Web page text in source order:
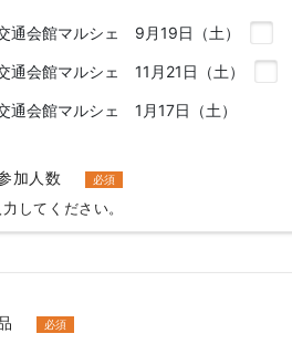
通会館マルシェ 9月19日（土）
通会館マルシェ 11月21日（土）
通会館マルシェ 1月17日（土）
加人数 必須
してください。
必須